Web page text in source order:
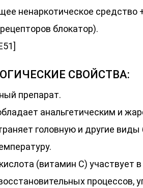
ненаркотическое средство
блокатор).
СВОЙСТВА:
препарат.
анальгетическим и
головную и другие виды
(витамин C) участвует
процессов,